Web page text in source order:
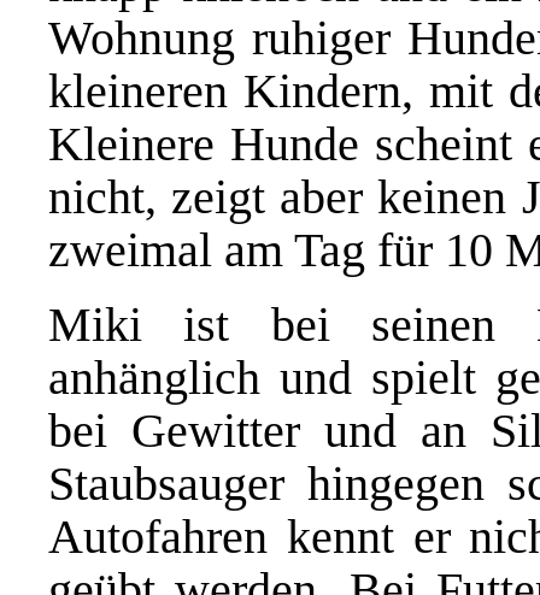
Wohnung ruhiger
kleineren Kindern, mit
Kleinere Hunde scheint
nicht, zeigt aber keinen
zweimal am Tag für 10
Miki ist bei seinen
anhänglich und spielt
bei Gewitter und an
Staubsauger hingegen
Autofahren kennt er